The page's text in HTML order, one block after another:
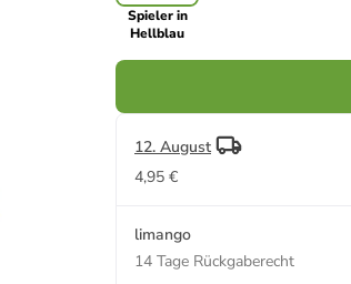
Spieler in
Hellblau
12. August
4,95 €
limango
14 Tage Rückgaberecht